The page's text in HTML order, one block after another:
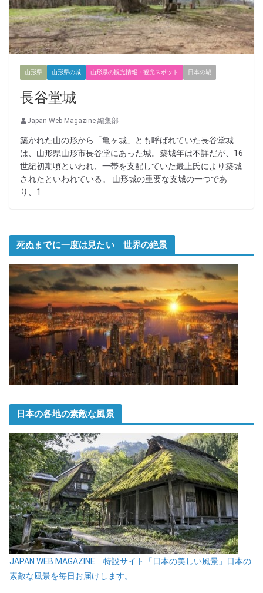
山形県 山形県の城 山形県の観光情報・観光スポット 日本の城
長谷堂城
Japan Web Magazine 編集部
築かれた山の形から「亀ヶ城」とも呼ばれていた長谷堂城
は、山形県山形市長谷堂にあった城。築城年は不詳だが、16
世紀初期頃といわれ、一帯を支配していた最上氏により築城
されたといわれている。 山形城の重要な支城の一つであ
り、1
死ぬまでに一度は見たい 世界の絶景
日本の各地の素敵な風景
JAPAN WEB MAGAZINE 特設サイト「日本の美しい風景」日本の
素敵な風景を毎日お届けします。